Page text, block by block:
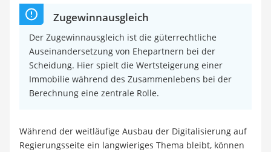
Zugewinnausgleich
Der Zugewinnausgleich ist die güterrechtliche
Auseinandersetzung von Ehepartnern bei der
Scheidung. Hier spielt die Wertsteigerung einer
Immobilie während des Zusammenlebens bei der
Berechnung eine zentrale Rolle.
Während der weitläufige Ausbau der Digitalisierung auf
Regierungsseite ein langwieriges Thema bleibt, können